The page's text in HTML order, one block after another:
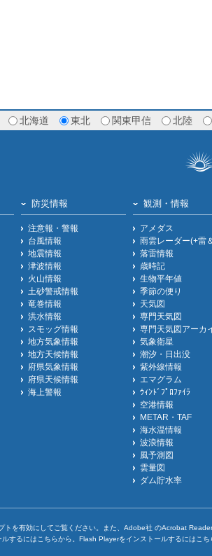
北海道 東北 関東甲信 北陸
防災情報
注意報・警報
台風情報
地震情報
津波情報
火山情報
土砂警戒情報
竜巻情報
洪水情報
スモッグ情報
地方気象情報
地方天候情報
府県気象情報
府県天候情報
海上警報
観測・情報
アメダス
雨雲レーダー(+雷
落雷情報
歳時記
生物平年値
季節の便り
天気図
専門天気図
専門天気図アーカ
気象衛星
潮汐・日出没
紫外線情報
エマグラム
ｳｨﾝﾄﾞﾌﾟﾛﾌｧｲﾗ
空港情報
METAR・TAF
海水温情報
波浪情報
風予測図
雲量図
ダム貯水率
トを有効にしてご覧ください。また、Adobe社 のAcrobat
するには こちらから。Flash Playerをインストールするには こち